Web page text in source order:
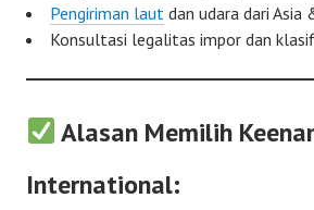
Pengiriman laut dan udara dari Asia
Konsultasi legalitas impor dan
Alasan Memilih
International: